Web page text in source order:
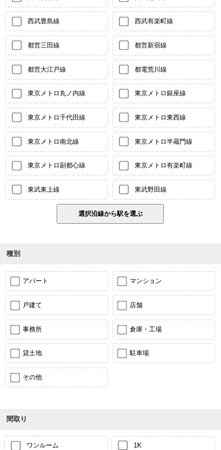
西武豊島線 西武有楽町線
都営三田線 都営新宿線
都営大江戸線 都電荒川線
東京メトロ丸ノ内線 東京メトロ銀座線
東京メトロ千代田線 東京メトロ東西線
東京メトロ南北線 東京メトロ半蔵門線
東京メトロ副都心線 東京メトロ有楽町線
東武東上線 東武野田線
種別
アパート マンション
戸建て 店舗
事務所 倉庫・工場
貸土地 駐車場
その他
間取り
ワンルーム 1K